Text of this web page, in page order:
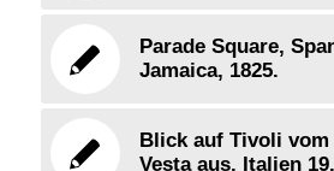
Parade Square,
Jamaica, 1825.
Blick auf Tivoli vom
Vesta aus. Italien